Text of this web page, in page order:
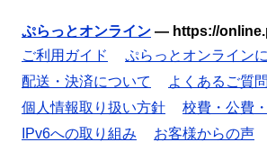
ぷらっとオンライン — https://
ご利用ガイド
ぷらっとオンライン
配送・決済について
よくあるご質問
個人情報取り扱い方針
校費・公費
IPv6への取り組み
お客様からの声